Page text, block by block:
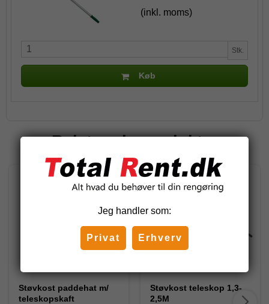
(inkl. moms)
Stk.
Køb
Relaterede produkter
Støvkost paddehat m/
teleskopskaft
Støvkost teleskop 1,3-
2,5M
Jeg handler som:
Privat Erhverv